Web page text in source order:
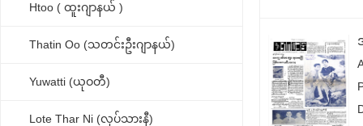
Htoo ( ထူးဂျာနယ် )
Thatin Oo (သတင်းဦးဂျာနယ်)
Yuwatti (ယုဝတီ)
Lote Thar Ni (လုပ်သားနီ)